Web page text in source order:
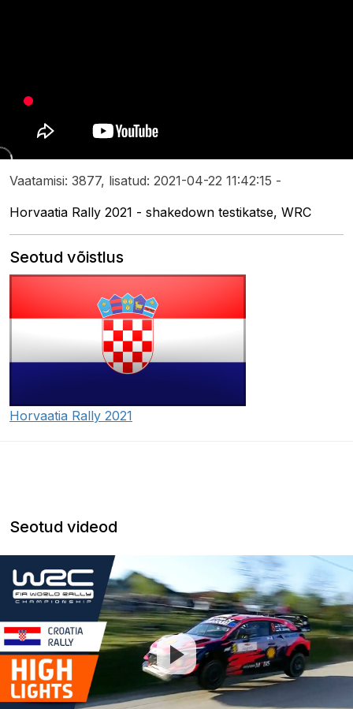
Vaatamisi: 3877, lisatud: 2021-04-22 11:42:15 -
Horvaatia Rally 2021 - shakedown testikatse, WRC
Seotud võistlus
Horvaatia Rally 2021
Seotud videod